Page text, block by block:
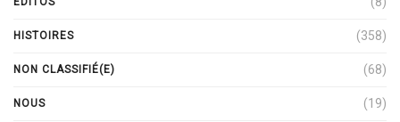
HISTOIRES (358)
NON CLASSIFIÉ(E) (68)
NOUS (19)